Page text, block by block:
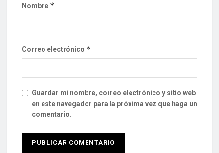
Nombre *
Correo electrónico *
Guardar mi nombre, correo electrónico y sitio web
en este navegador para la próxima vez que haga un
comentario.